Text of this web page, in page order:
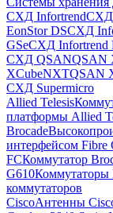
СХД InfortrendСХД
EonStor DSСХД
GSeСХД Infortrend
СХД QSANQSAN
XCubeNXTQSAN
СХД Supermicro
Allied Telesis
платформы Allied
Brocade
интерфейсом Fibre
FCКоммутатор
G610Коммутаторы
коммутаторов
CiscoАнтенны